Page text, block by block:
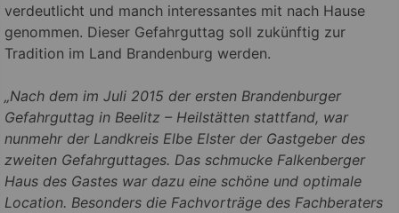
verdeutlicht und manch interessantes mit nach Hause
genommen. Dieser Gefahrguttag soll zukünftig zur
Tradition im Land Brandenburg werden.
„Nach dem im Juli 2015 der ersten Brandenburger
Gefahrguttag in Beelitz – Heilstätten stattfand, war
nunmehr der Landkreis Elbe Elster der Gastgeber des
zweiten Gefahrguttages. Das schmucke Falkenberger
Haus des Gastes war dazu eine schöne und optimale
Location. Besonders die Fachvorträge des Fachberaters